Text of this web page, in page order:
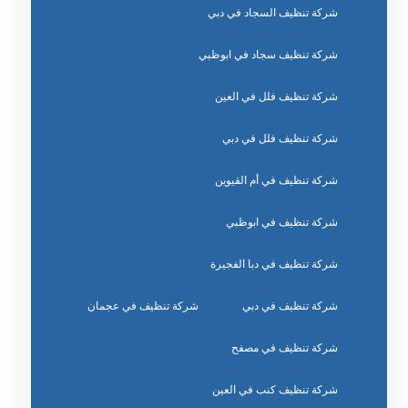
شركة تنظيف السجاد في دبي
شركة تنظيف سجاد في ابوظبي
شركة تنظيف فلل في العين
شركة تنظيف فلل في دبي
شركة تنظيف في أم القيوين
شركة تنظيف في ابوظبي
شركة تنظيف في دبا الفجيرة
شركة تنظيف في دبي شركة تنظيف في عجمان
شركة تنظيف في مصفح
شركة تنظيف كنب في العين